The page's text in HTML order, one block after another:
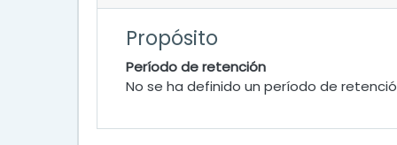
Propósito
Período de retención
No se ha definido un período de